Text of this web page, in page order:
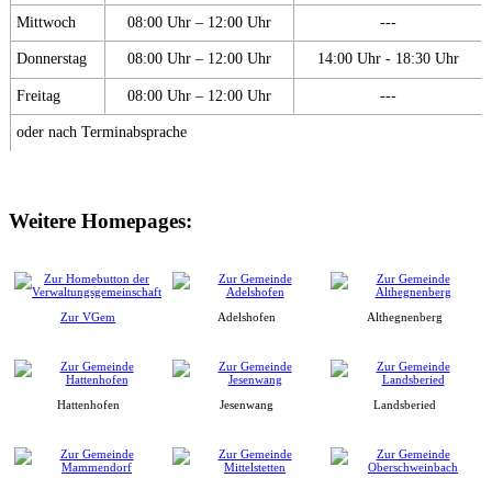
Mittwoch 08:00 Uhr – 12:00 Uhr ---
Donnerstag 08:00 Uhr – 12:00 Uhr 14:00 Uhr - 18:30 Uhr
Freitag 08:00 Uhr – 12:00 Uhr ---
oder nach Terminabsprache
Weitere Homepages:
Zur VGem Adelshofen Althegnenberg
Hattenhofen Jesenwang Landsberied